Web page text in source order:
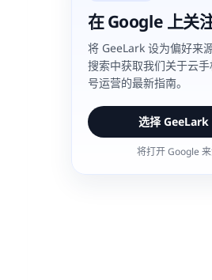
在 Google 上关
将 GeeLark 设为偏好来
搜索中获取我们关于云
号运营的最新指南。
选择 GeeLark
将打开 Google